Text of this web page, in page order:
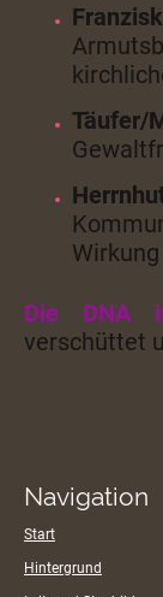
Täufer/
Wirkung
Die DNA
verschüttet
Navigation
Start
Hintergrund